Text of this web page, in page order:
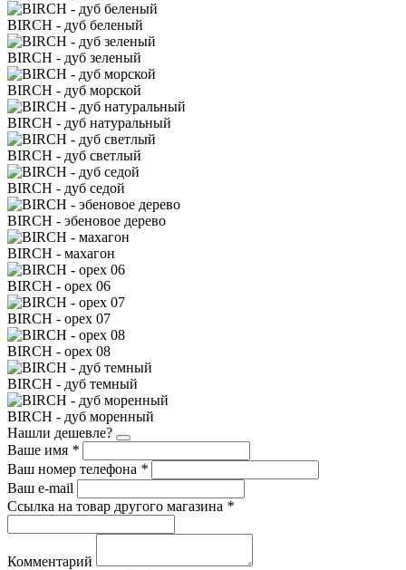
BIRCH - дуб беленый
BIRCH - дуб зеленый
BIRCH - дуб морской
BIRCH - дуб натуральный
BIRCH - дуб светлый
BIRCH - дуб седой
BIRCH - эбеновое дерево
BIRCH - махагон
BIRCH - орех 06
BIRCH - орех 07
BIRCH - орех 08
BIRCH - дуб темный
BIRCH - дуб моренный
Нашли дешевле?
Ваше имя *
Ваш номер телефона *
Ваш e-mail
Ссылка на товар другого магазина *
Комментарий